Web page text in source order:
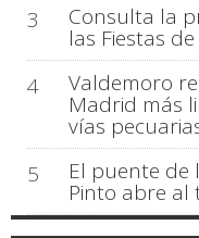
3
Consulta la
las Fiestas
4
Valdemoro
Madrid más
vías
5
El puente de
Pinto abre al